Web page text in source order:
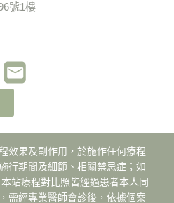
號1樓
效果及副作用，於施作任何療程
行期間及細節、相關禁忌症；如
站療程對比照皆經過患者本人同
需經專業醫師會診後，依據個案